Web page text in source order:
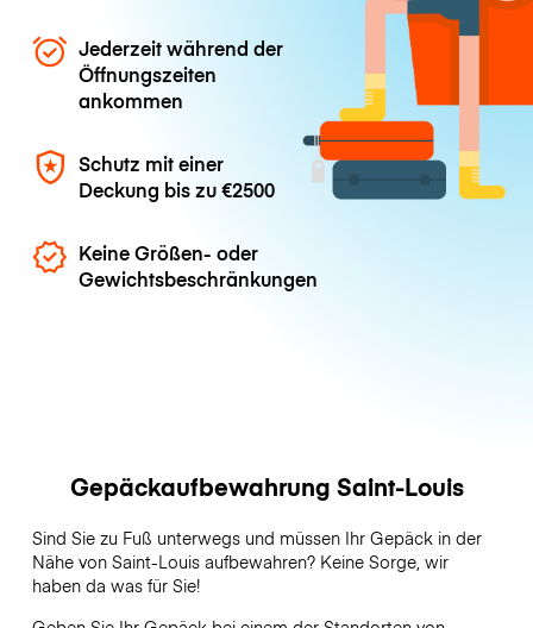
Jederzeit während der
Öffnungszeiten
ankommen
Schutz mit einer
Deckung bis zu€2500
Keine Größen- oder
Gewichtsbeschränkungen
Gepäckaufbewahrung Saint-Louis
Sind Sie zu Fuß unterwegs und müssen Ihr Gepäck in der
Nähe von Saint-Louis aufbewahren? Keine Sorge, wir
haben da was für Sie!